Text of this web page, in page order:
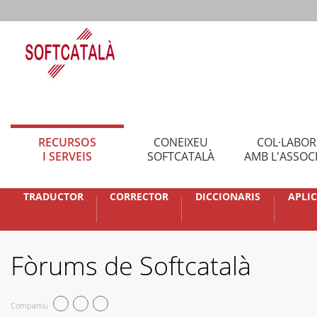
RECURSOS
I SERVEIS
CONEIXEU
SOFTCATALÀ
AMB
TRADUCTOR CORRECTOR DICCIONARIS
Fòrums de Softcatalà
Compartiu